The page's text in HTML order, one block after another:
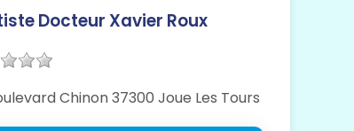
Docteur Xavier Roux
Chinon 37300 Joue Les Tours